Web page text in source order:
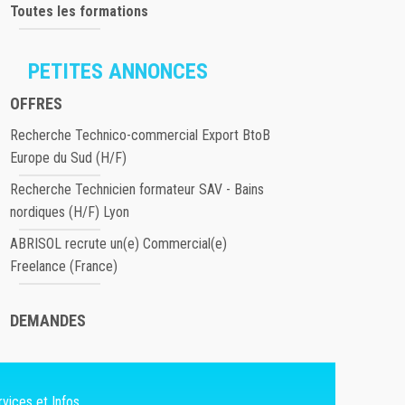
Toutes les formations
PETITES ANNONCES
OFFRES
Recherche Technico-commercial Export BtoB
Europe du Sud (H/F)
Recherche Technicien formateur SAV - Bains
nordiques (H/F) Lyon
ABRISOL recrute un(e) Commercial(e)
Freelance (France)
DEMANDES